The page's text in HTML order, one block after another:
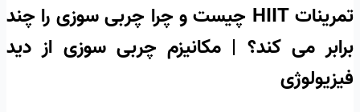
تمرینات HIIT چیست و چرا چربی سوزی را چند
برابر می کند؟ | مکانیزم چربی سوزی از دید
فیزیولوژی